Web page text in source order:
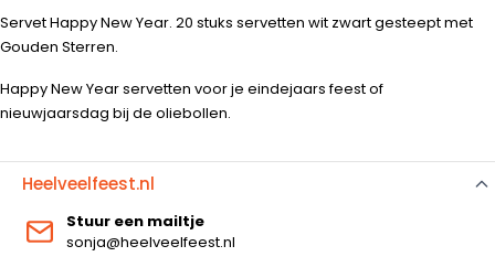
Servet Happy New Year. 20 stuks servetten wit zwart gesteept met
Gouden Sterren.
Happy New Year servetten voor je eindejaars feest of
nieuwjaarsdag bij de oliebollen.
Heelveelfeest.nl
Stuur een mailtje
sonja@heelveelfeest.nl